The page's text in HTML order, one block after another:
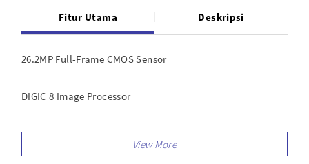
Fitur Utama Deskripsi
26.2MP Full-Frame CMOS Sensor
DIGIC 8 Image Processor
UHD 4K and Full HD 1080 Video